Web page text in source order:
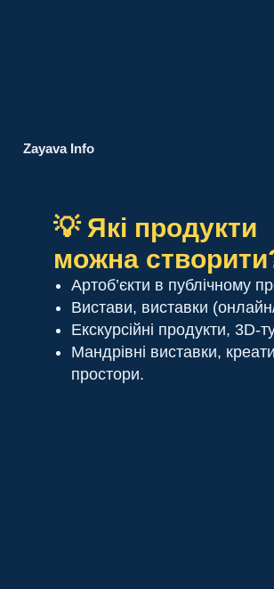
Zayava Info
💡 Які продукти
можна
Артоб’єкти в публічному
Вистави, виставки
Екскурсійні продукти, 3D-
Мандрівні виставки,
простори.